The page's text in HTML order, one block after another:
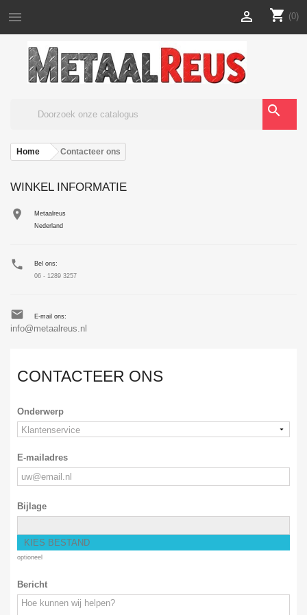
 shopping_cart (0)

search
Home Contacteer ons
WINKEL INFORMATIE

Metaalreus
Nederland

Bel ons:
06 - 1289 3257
 E-mail ons:
info@metaalreus.nl
CONTACTEER ONS
Onderwerp
E-mailadres
Bijlage
KIES BESTAND
optioneel
Bericht